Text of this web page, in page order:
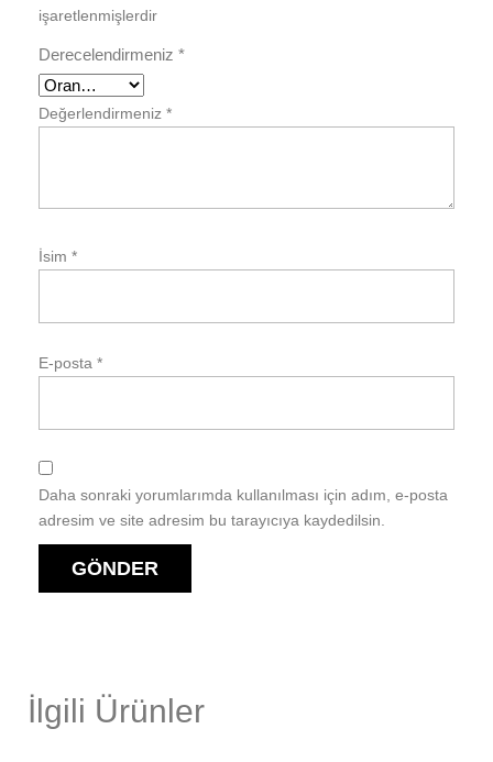
işaretlenmişlerdir
Derecelendirmeniz *
Değerlendirmeniz *
İsim *
E-posta *
Daha sonraki yorumlarımda kullanılması için adım, e-posta
adresim ve site adresim bu tarayıcıya kaydedilsin.
İlgili Ürünler